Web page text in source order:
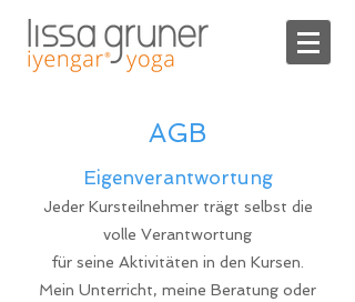
AGB
Eigenverantwortung
Jeder Kursteilnehmer trägt selbst die
volle Verantwortung
für seine Aktivitäten in den Kursen.
Mein Unterricht, meine Beratung oder